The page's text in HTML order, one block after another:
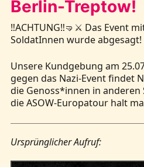
Berlin-Treptow!
‼️ACHTUNG‼️🤜⚔️ Das Event
SoldatInnen wurde abgesagt!
Unsere Kundgebung am
gegen das Nazi-Event findet
die Genoss*innen in
die ASOW-Europatour halt
Ursprünglicher Aufruf: